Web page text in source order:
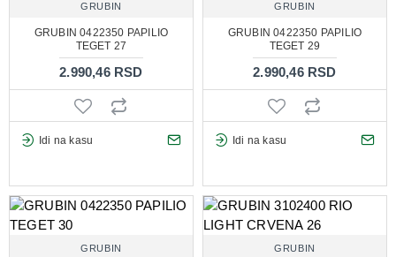
GRUBIN
GRUBIN 0422350 PAPILIO
TEGET 27
2.990,46 RSD
Idi na kasu
GRUBIN
GRUBIN 0422350 PAPILIO
TEGET 29
2.990,46 RSD
Idi na kasu
GRUBIN GRUBIN